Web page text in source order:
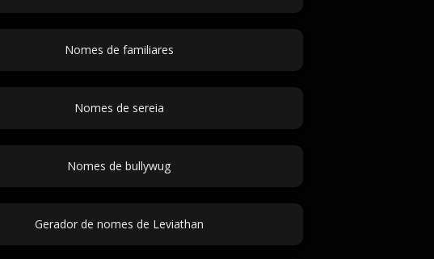
Nomes de familiares
Nomes de sereia
Nomes de bullywug
Gerador de nomes de Leviathan